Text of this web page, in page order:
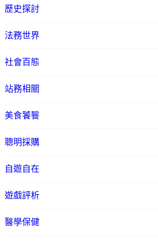
歷史探討
法務世界
社會百態
站務相關
美食饕餮
聰明採購
自遊自在
遊戲評析
醫學保健